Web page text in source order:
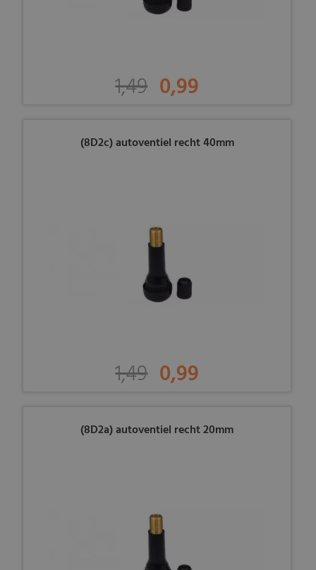
1,49 0,99
(8D2c) autoventiel recht 40mm
1,49 0,99
(8D2a) autoventiel recht 20mm